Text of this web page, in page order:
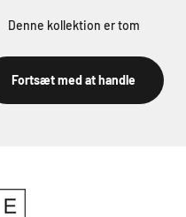
Denne kollektion er tom
Fortsæt med at handle